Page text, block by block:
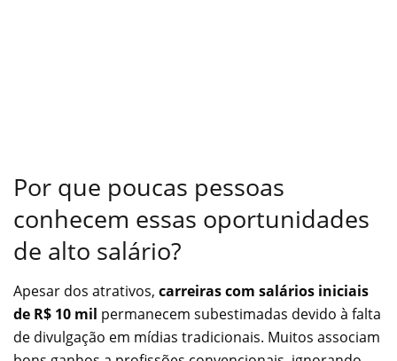
Por que poucas pessoas
conhecem essas oportunidades
de alto salário?
Apesar dos atrativos, carreiras com salários iniciais
de R$ 10 mil permanecem subestimadas devido à falta
de divulgação em mídias tradicionais. Muitos associam